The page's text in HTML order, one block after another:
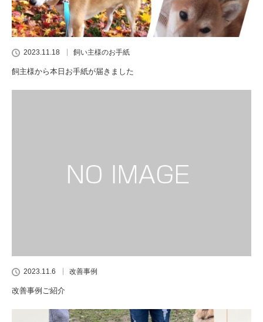
2023.11.18 飼い主様のお手紙
飼主様から本日お手紙が届きました
2023.11.6 改善事例
改善事例ご紹介